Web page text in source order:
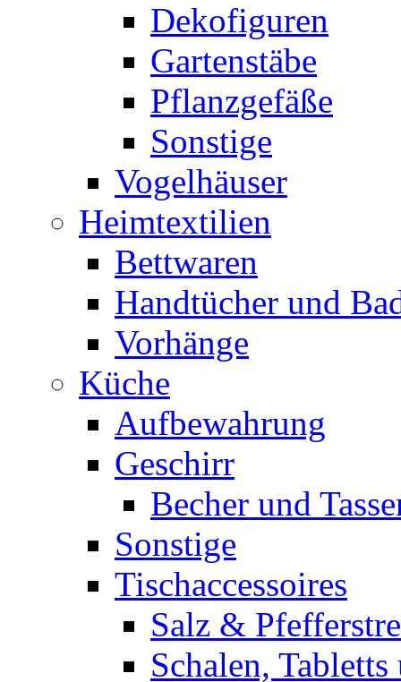
Dekofiguren
Gartenstäbe
Pflanzgefäße
Sonstige
Vogelhäuser
Heimtextilien
Bettwaren
Handtücher und
Vorhänge
Küche
Aufbewahrung
Geschirr
Becher und
Sonstige
Tischaccessoires
Salz &
Schalen,